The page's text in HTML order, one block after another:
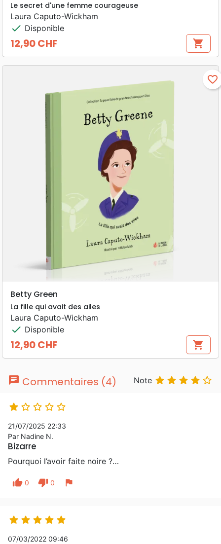
Le secret d'une femme courageuse
Laura Caputo-Wickham
check Disponible
Prix
12,90 CHF shopping_cart
favorite_border
Betty Green
La fille qui avait des ailes
Laura Caputo-Wickham
check Disponible
Prix
12,90 CHF shopping_cart
chat Commentaires (4) Note     
    
21/07/2025 22:33
Par Nadine N.
Bizarre
Pourquoi l’avoir faite noire ?…
thumb_up 0 thumb_down 0 flag
    
07/03/2022 09:46